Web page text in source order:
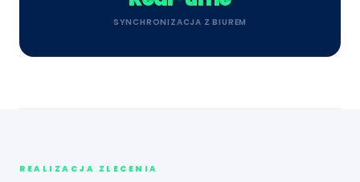
SYNCHRONIZACJA Z BIUREM
REALIZACJA ZLECENIA